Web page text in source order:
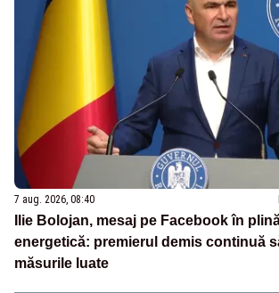
7 aug. 2026, 08:40
Ilie Bolojan, mesaj pe Facebook în
energetică: premierul demis continuă
măsurile luate